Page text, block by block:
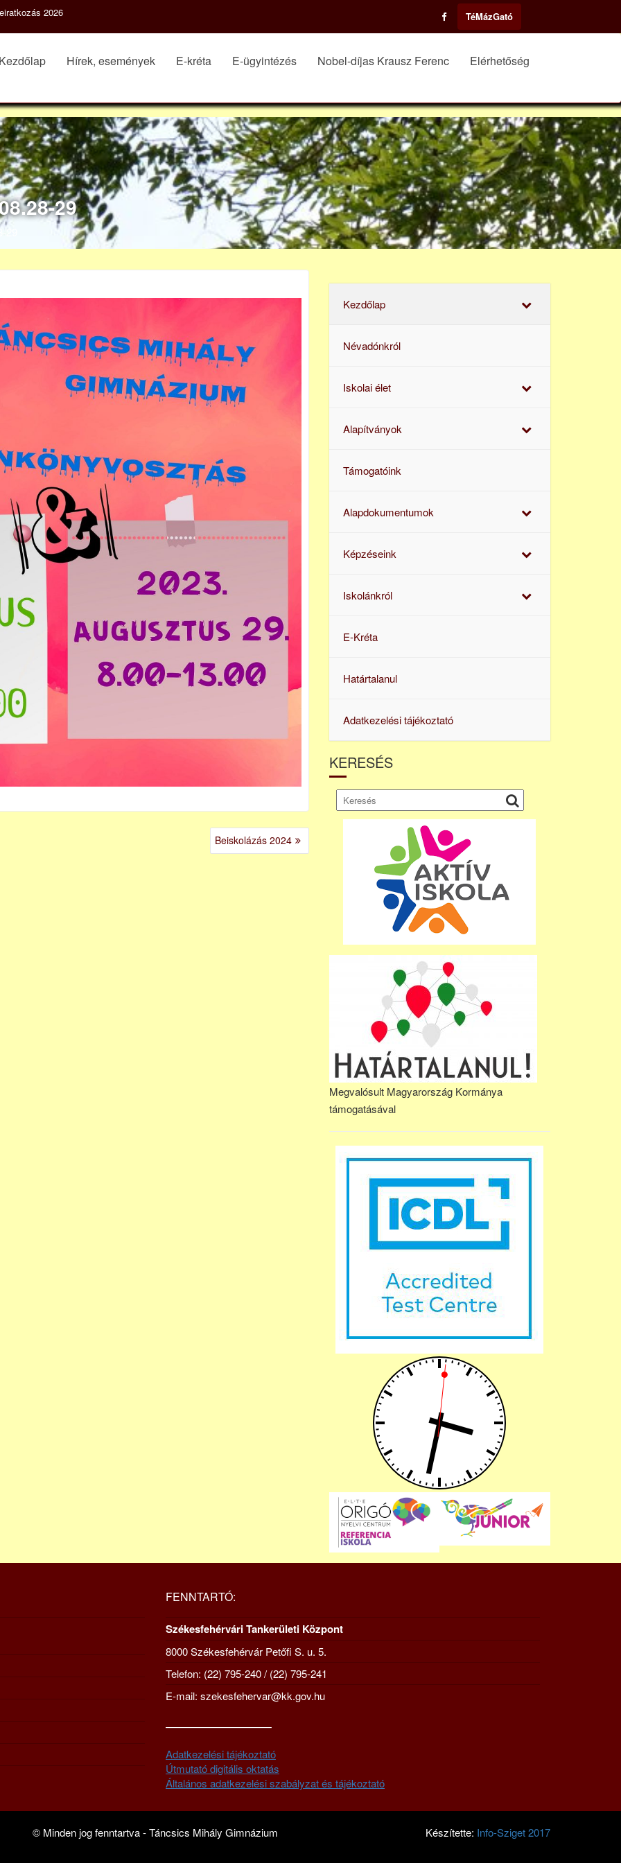
2026 TéMázGató
Kezdőlap Hírek, események E-kréta E-ügyintézés Nobel-díjas Krausz Ferenc Elérhetőség
29
Beiskolázás 2024
Kezdőlap
Névadónkról
Iskolai élet
Alapítványok
Támogatóink
Alapdokumentumok
Képzéseink
Iskolánkról
E-Kréta
Határtalanul
Adatkezelési tájékoztató
KERESÉS
Megvalósult Magyarország Kormánya
támogatásával
FENNTARTÓ:
Székesfehérvári Tankerületi Központ
8000 Székesfehérvár Petőfi S. u. 5.
Telefon: (22) 795-240 / (22) 795-241
E-mail: szekesfehervar@kk.gov.hu
—————————–
Adatkezelési tájékoztató
Útmutató digitális oktatás
Általános adatkezelési szabályzat és tájékoztató
© Minden jog fenntartva - Táncsics Mihály Gimnázium Készítette: Info-Sziget 2017